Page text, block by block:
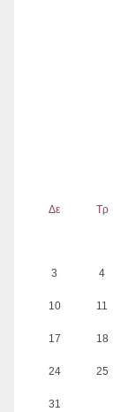
Δε Τρ
3 4
10 11
17 18
24 25
31